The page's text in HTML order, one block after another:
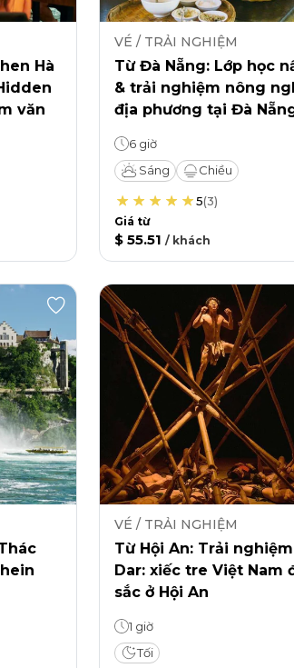
Hà
văn
VÉ / TRẢI NGHIỆM
Từ Đà Nẵng: Lớp học
& trải nghiệm nông
địa phương tại Đà
6 giờ
Sáng
Chiều
5(3)
Giá từ
$ 55.51 / khách
VÉ / TRẢI NGHIỆM
Từ Hội An: Trải
Dar: xiếc tre Việt Nam
sắc ở Hội An
1 giờ
Tối